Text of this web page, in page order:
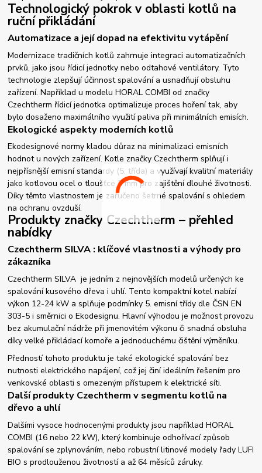
Technologický pokrok v oblasti kotlů na
ruční přikládání
Automatizace a její dopad na efektivitu vytápění
Modernizace tradičních kotlů zahrnuje integraci automatizačních
prvků, jako jsou řídicí jednotky nebo odtahové ventilátory. Tyto
technologie zlepšují účinnost spalování a usnadňují obsluhu
zařízení. Například u modelu HORAL COMBI od značky
Czechtherm řídicí jednotka optimalizuje proces hoření tak, aby
bylo dosaženo maximálního využití paliva při minimálních emisích.
Ekologické aspekty moderních kotlů
Ekodesignové normy kladou důraz na minimalizaci emisních
hodnot u nových zařízení. Kotle značky Czechtherm splňují i
nejpřísnější emisní standardy (5. třída) a využívají kvalitní materiály
jako kotlovou ocel o tloušťce 5 mm pro zajištění dlouhé životnosti.
Díky těmto vlastnostem je zaručeno šetrné spalování s ohledem
na ochranu ovzduší.
Produkty značky Czechtherm – přehled
nabídky
Czechtherm SILVA : klíčové vlastnosti a výhody pro
zákazníka
Czechtherm SILVA je jedním z nejnovějších modelů určených ke
spalování kusového dřeva i uhlí. Tento kompaktní kotel nabízí
výkon 12-24 kW a splňuje podmínky 5. emisní třídy dle ČSN EN
303-5 i směrnici o Ekodesignu. Hlavní výhodou je možnost provozu
bez akumulační nádrže při jmenovitém výkonu či snadná obsluha
díky velké přikládací komoře a jednoduchému čištění výměníku.
Předností tohoto produktu je také ekologické spalování bez
nutnosti elektrického napájení, což jej činí ideálním řešením pro
venkovské oblasti s omezeným přístupem k elektrické síti.
Další produkty Czechtherm v segmentu kotlů na
dřevo a uhlí
Dalšími vysoce hodnocenými produkty jsou například HORAL
COMBI (16 nebo 22 kW), který kombinuje odhořívací způsob
spalování se zplynováním, nebo robustní litinové modely řady LUFI
BIO s prodlouženou životností a až 64 měsíců záruky.